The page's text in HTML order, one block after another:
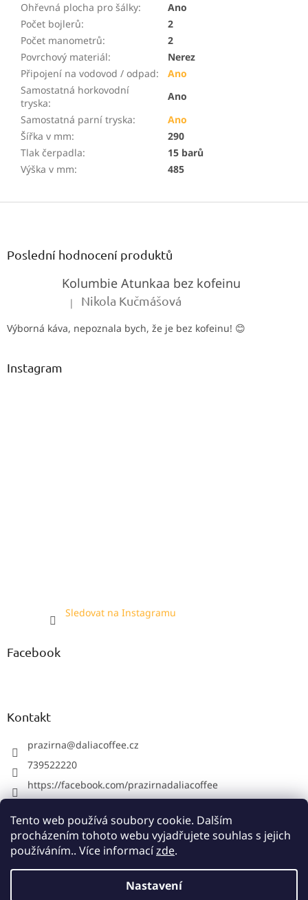
Tento web používá soubory cookie. Dalším
procházením tohoto webu vyjadřujete souhlas s jejich
používáním.. Více informacízde.
Nastavení
Ohřevná plocha pro šálky:
Ano
Počet bojlerů:
2
Počet manometrů:
2
Povrchový materiál:
Nerez
Připojení na vodovod / odpad:
Ano
Samostatná horkovodní
tryska:
Ano
Samostatná parní tryska:
Ano
Šířka v mm:
290
Tlak čerpadla:
15 barů
Výška v mm: 485
Poslední hodnocení produktů
Kolumbie Atunkaa bez kofeinu
Hodnocení produktu je 5 z 5 hvězdiček.
| Nikola Kučmášová
Výborná káva, nepoznala bych, že je bez kofeinu! 😊
Instagram
Sledovat na Instagramu
Facebook
Kontakt
prazirna@daliacoffee.cz
739522220
https://facebook.com/prazirnadaliacoffee
739522220